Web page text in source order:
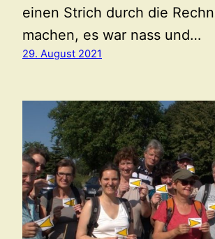
einen Strich durch die
machen, es war nass und…
29. August 2021